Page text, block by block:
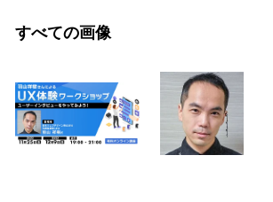
すべての画像